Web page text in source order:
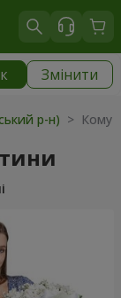
Змінити
безкоштовно
р-н) > Кому